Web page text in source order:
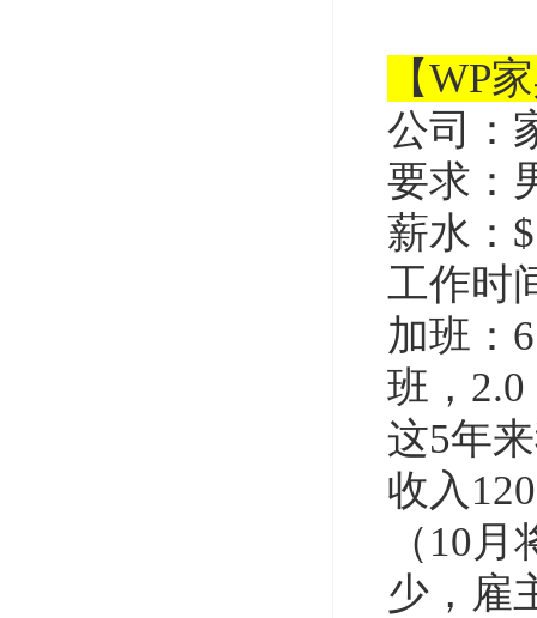
【WP
公司：
要求：
薪水：
工作时
加班：
班，2.0
这5年
收入
（10
少，雇